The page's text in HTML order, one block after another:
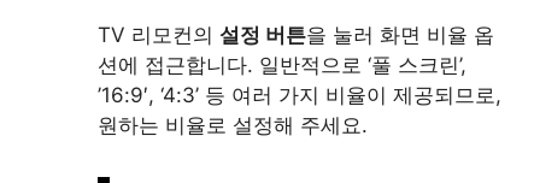
TV 리모컨의 설정 버튼을 눌러 화면 비율 옵
션에 접근합니다. 일반적으로 ‘풀 스크린’,
’16:9′, ‘4:3’ 등 여러 가지 비율이 제공되므로,
원하는 비율로 설정해 주세요.